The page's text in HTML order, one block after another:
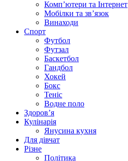
Комп’ютери та Інтернет
Мобілки та зв’язок
Винаходи
Спорт
Футбол
Футзал
Баскетбол
Гандбол
Хокей
Бокс
Теніс
Водне поло
Здоров’я
Кулінарія
Янусина кухня
Для дівчат
Різне
Політика